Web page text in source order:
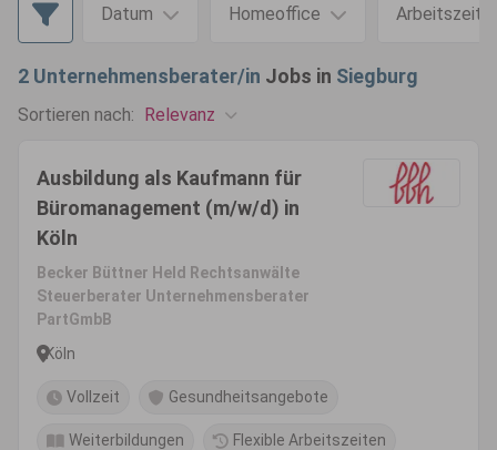
Datum Homeoffice Arbeitszeit
2 Unternehmensberater/in Jobs in Siegburg
Sortieren nach: Relevanz
Ausbildung als Kaufmann für
Büromanagement (m/w/d) in
Köln
Becker Büttner Held Rechtsanwälte
Steuerberater Unternehmensberater
PartGmbB
Köln
Vollzeit Gesundheitsangebote
Weiterbildungen Flexible Arbeitszeiten